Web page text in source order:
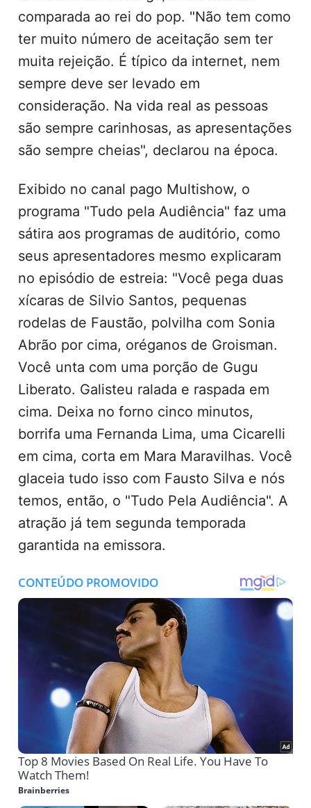
comparada ao rei do pop. "Não tem como
ter muito número de aceitação sem ter
muita rejeição. É típico da internet, nem
sempre deve ser levado em
consideração. Na vida real as pessoas
são sempre carinhosas, as apresentações
são sempre cheias", declarou na época.
Exibido no canal pago Multishow, o
programa "Tudo pela Audiência" faz uma
sátira aos programas de auditório, como
seus apresentadores mesmo explicaram
no episódio de estreia: "Você pega duas
xícaras de Silvio Santos, pequenas
rodelas de Faustão, polvilha com Sonia
Abrão por cima, oréganos de Groisman.
Você unta com uma porção de Gugu
Liberato. Galisteu ralada e raspada em
cima. Deixa no forno cinco minutos,
borrifa uma Fernanda Lima, uma Cicarelli
em cima, corta em Mara Maravilhas. Você
glaceia tudo isso com Fausto Silva e nós
temos, então, o "Tudo Pela Audiência". A
atração já tem segunda temporada
garantida na emissora.